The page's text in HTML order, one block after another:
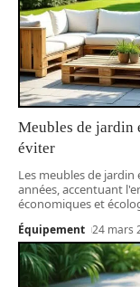
Meubles de jardin
éviter
Les meubles de
années, accentuant
économiques et
Équipement 24 mars